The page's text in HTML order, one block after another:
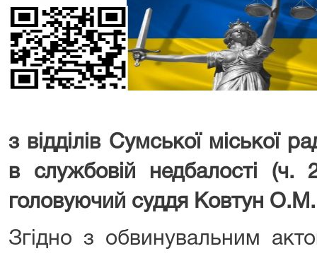
з відділів Сумської міської
в службовій недбалості
головуючий суддя Ковтун О.М.
Згідно з обвинувальним